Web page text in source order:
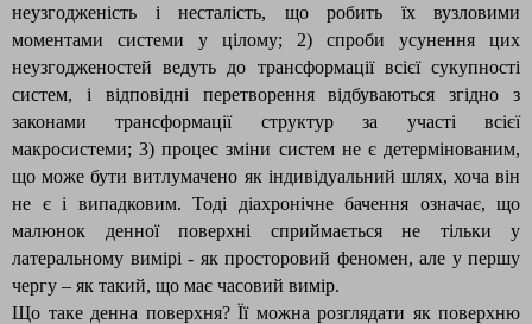
неузгодженість і несталість, що робить їх вузловими
моментами системи у цілому; 2) спроби усунення цих
неузгодженостей ведуть до трансформації всієї сукупності
систем, і відповідні перетворення відбуваються згідно з
законами трансформації структур за участі всієї
макросистеми; 3) процес зміни систем не є детермінованим,
що може бути витлумачено як індивідуальний шлях, хоча він
не є і випадковим. Тоді діахронічне бачення означає, що
малюнок денної поверхні сприймається не тільки у
латеральному вимірі - як просторовий феномен, але у першу
чергу – як такий, що має часовий вимір.
Що таке денна поверхня? Її можна розглядати як поверхню